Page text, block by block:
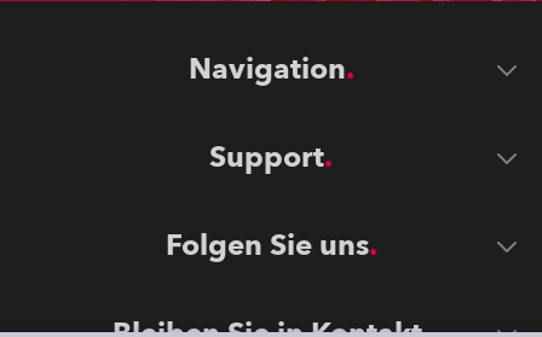
Navigation
Support
Folgen Sie uns